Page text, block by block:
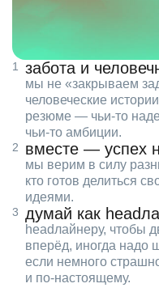
забота и
мы не «закрываем
человеческие
резюме — чьи‑то
чьи‑то амбиции.
вместе — успех
мы верим в силу
кто готов делиться
идеями.
думай как
headлайнеру, чтобы
вперёд, иногда надо
если немного
и по‑настоящему.